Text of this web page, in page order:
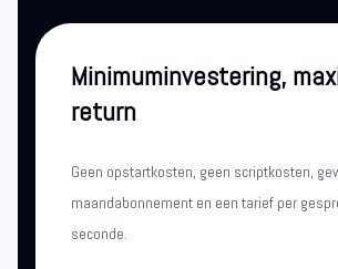
Minimuminvestering,
return
Geen opstartkosten, geen scriptkosten,
maandabonnement en een tarief per
seconde.